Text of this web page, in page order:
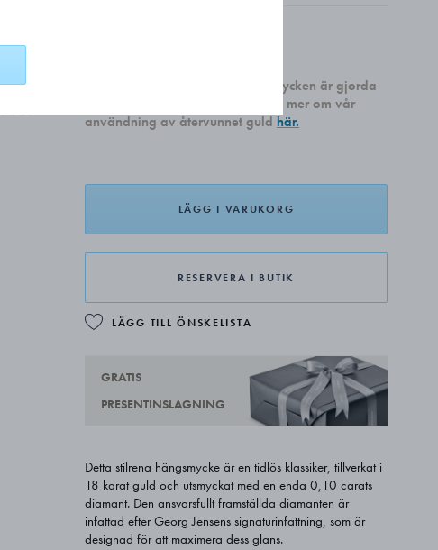
Alla våra nyproducerade guldsmycken är gjorda
av återvunnet 18 karats guld. Läs mer om vår
användning av återvunnet guld här.
LÄGG I VARUKORG
RESERVERA I BUTIK
LÄGG TILL ÖNSKELISTA
GRATIS
PRESENTINSLAGNING
Detta stilrena hängsmycke är en tidlös klassiker, tillverkat i
18 karat guld och utsmyckat med en enda 0,10 carats
diamant. Den ansvarsfullt framställda diamanten är
infattad efter Georg Jensens signaturinfattning, som är
designad för att maximera dess glans.